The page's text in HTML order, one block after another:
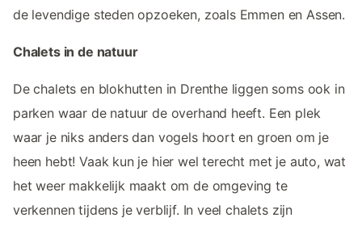
de levendige steden opzoeken, zoals Emmen en Assen.
Chalets in de natuur
De chalets en blokhutten in Drenthe liggen soms ook in
parken waar de natuur de overhand heeft. Een plek
waar je niks anders dan vogels hoort en groen om je
heen hebt! Vaak kun je hier wel terecht met je auto, wat
het weer makkelijk maakt om de omgeving te
verkennen tijdens je verblijf. In veel chalets zijn